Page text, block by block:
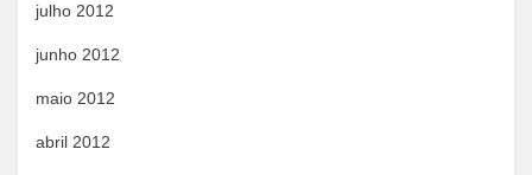
julho 2012
junho 2012
maio 2012
abril 2012